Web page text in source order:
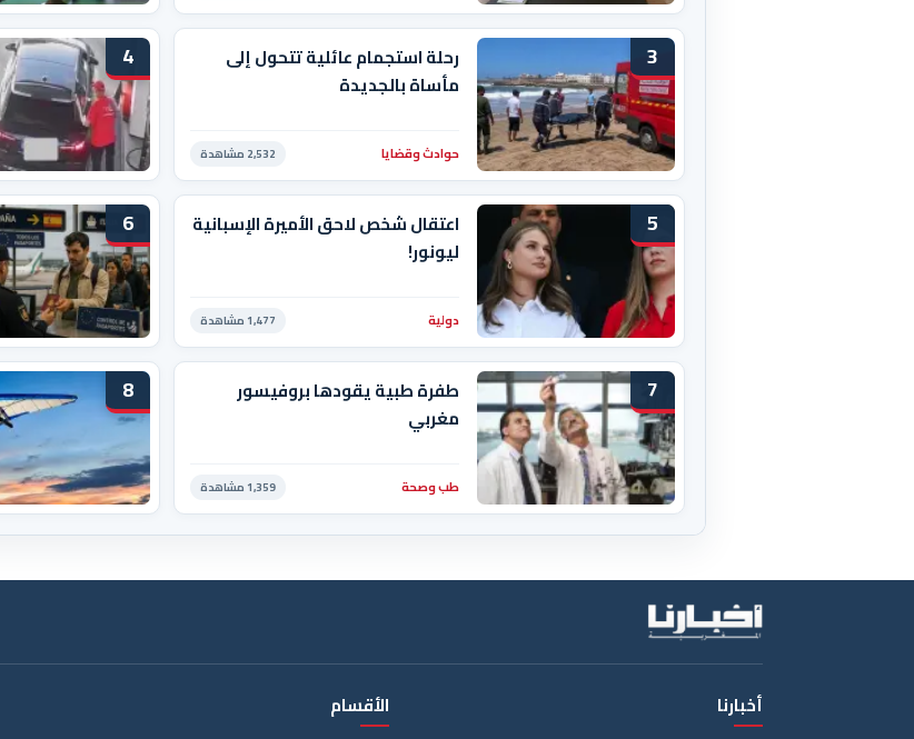
3
رحلة استجمام عائلية تتحول إلى
مأساة بالجديدة
حوادث وقضايا 2,532 مشاهدة
4
5
اعتقال شخص لاحق الأميرة الإسبانية
ليونور!
دولية 1,477 مشاهدة
6
7
طفرة طبية يقودها بروفيسور
مغربي
طب وصحة 1,359 مشاهدة
8
الأقسام أخبارنا